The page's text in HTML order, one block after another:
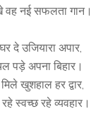
वह नई सफलता गान।
दे उजियारा अपार,
पड़े अपना बिहार।
खुशहाल हर द्वार,
स्वच्छ रहे व्यवहार।